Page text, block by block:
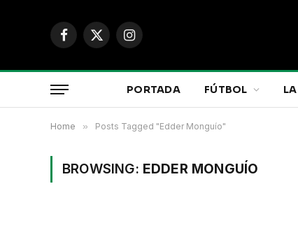
Facebook
X
Instagram
PORTADA FÚTBOL
Home » Posts Tagged "Edder Monguío"
BROWSING: EDDER MONGUÍO